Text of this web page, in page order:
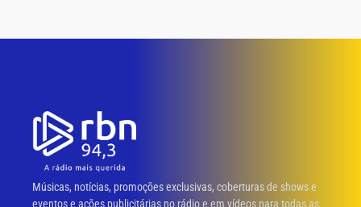
Músicas, notícias, promoções exclusivas, coberturas de shows e
eventos e ações publicitárias no rádio e em vídeos para todas as